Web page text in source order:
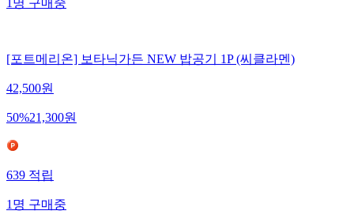
1명구매중
[포트메리온] 보타닉가든 NEW 밥공기 1P (씨클라멘)
42,500원
50%21,300원
639적립
1명구매중